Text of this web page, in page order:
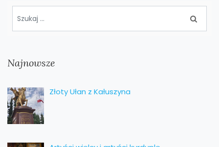
Najnowsze
Złoty Ułan z Kałuszyna